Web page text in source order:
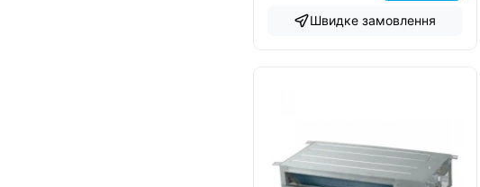
Швидке замовлення